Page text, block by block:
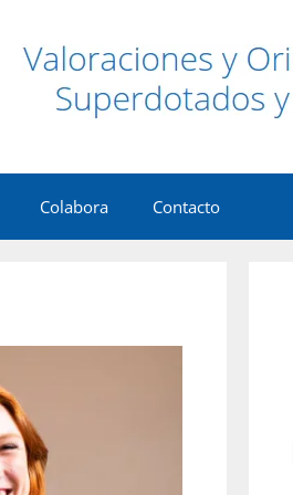
Colabora Contacto